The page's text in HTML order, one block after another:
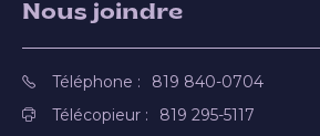
Nous joindre
Téléphone :
819 840-0704
Télécopieur :
819 295-5117